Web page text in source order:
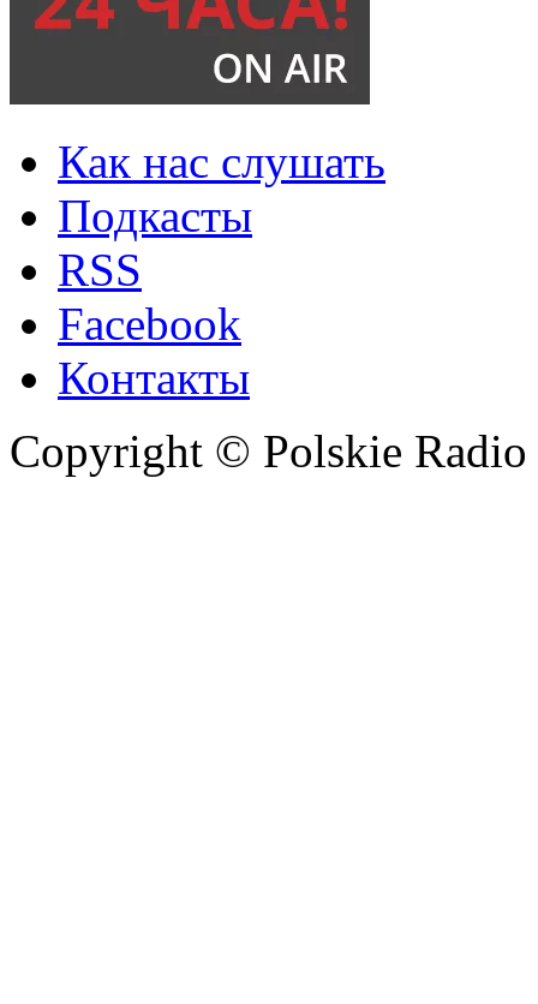
Как нас слушать
Подкасты
RSS
Facebook
Контакты
Copyright © Polskie